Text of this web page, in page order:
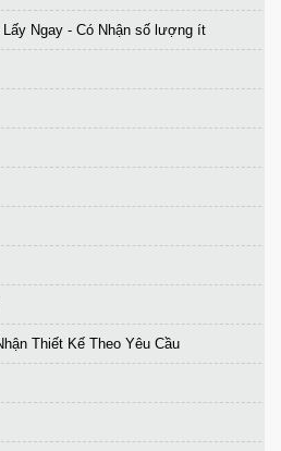
Lấy Ngay - Có Nhận số lượng ít
Thiết Kế Theo Yêu Cầu